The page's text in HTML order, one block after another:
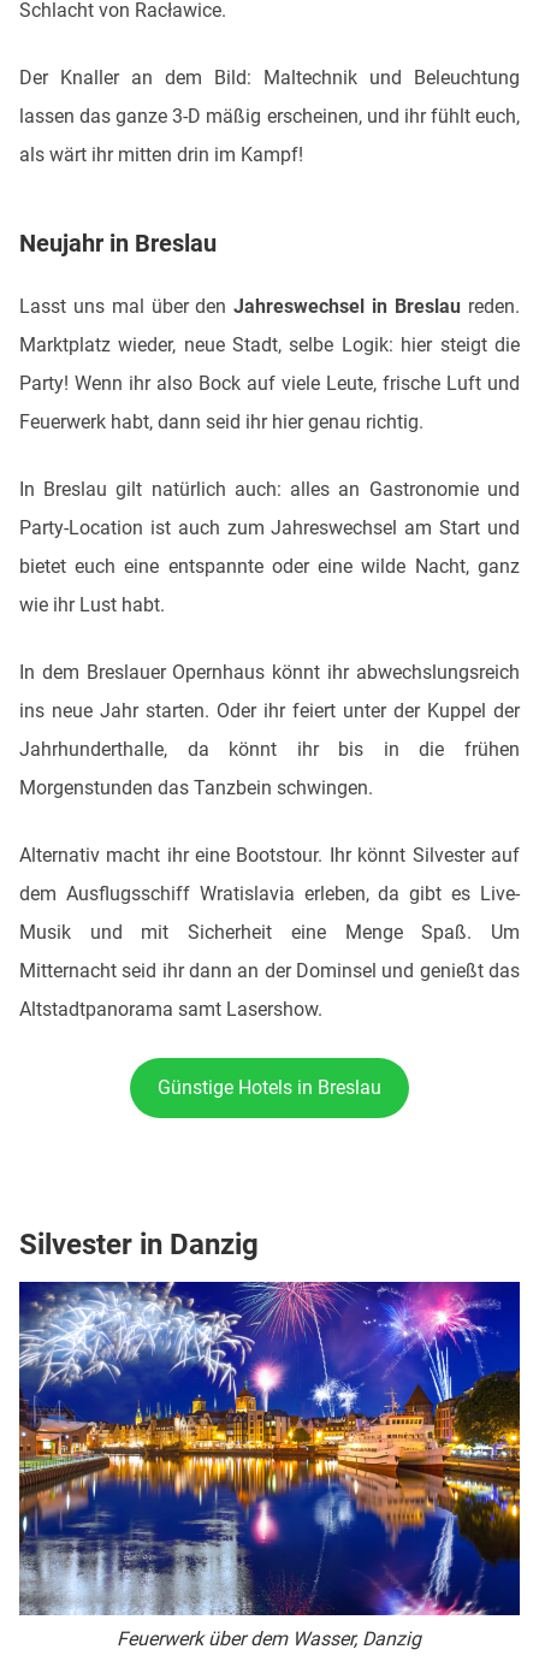
Schlacht von Racławice.
Der Knaller an dem Bild: Maltechnik und Beleuchtung
lassen das ganze 3-D mäßig erscheinen, und ihr fühlt euch,
als wärt ihr mitten drin im Kampf!
Neujahr in Breslau
Lasst uns mal über denJahreswechsel in Breslau reden.
Marktplatz wieder, neue Stadt, selbe Logik: hier steigt die
Party! Wenn ihr also Bock auf viele Leute, frische Luft und
Feuerwerk habt, dann seid ihr hier genau richtig.
In Breslau gilt natürlich auch: alles an Gastronomie und
Party-Location ist auch zum Jahreswechsel am Start und
bietet euch eine entspannte oder eine wilde Nacht, ganz
wie ihr Lust habt.
In dem Breslauer Opernhaus könnt ihr abwechslungsreich
ins neue Jahr starten. Oder ihr feiert unter der Kuppel der
Jahrhunderthalle, da könnt ihr bis in die frühen
Morgenstunden das Tanzbein schwingen.
Alternativ macht ihr eine Bootstour. Ihr könnt Silvester auf
dem Ausflugsschiff Wratislavia erleben, da gibt es Live-
Musik und mit Sicherheit eine Menge Spaß. Um
Mitternacht seid ihr dann an der Dominsel und genießt das
Altstadtpanorama samt Lasershow.
Günstige Hotels in Breslau
Silvester in Danzig
Feuerwerk über dem Wasser, Danzig